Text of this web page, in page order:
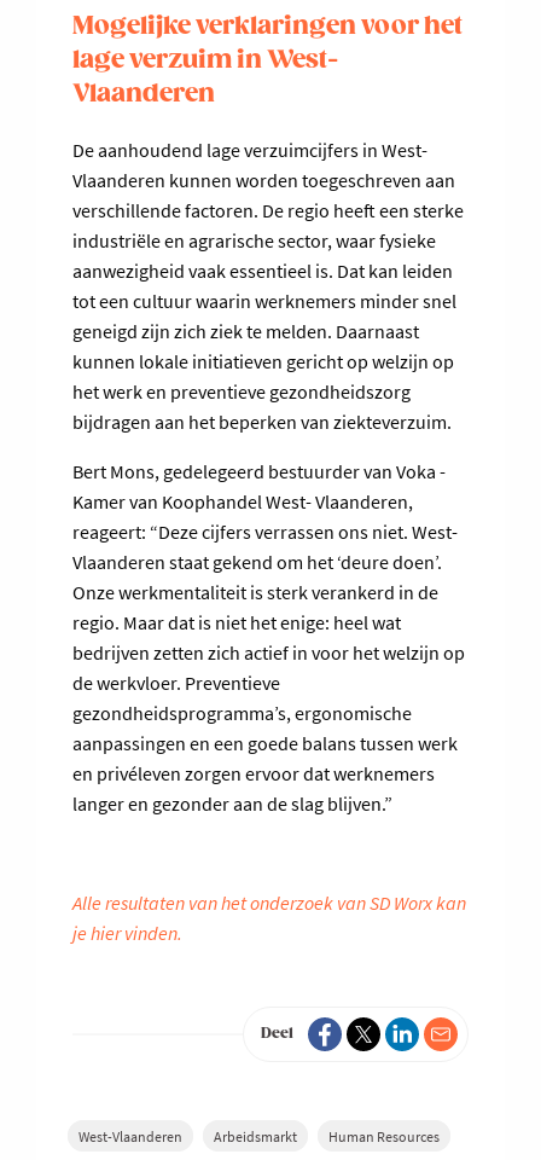
Mogelijke verklaringen voor het
lage verzuim in West-
Vlaanderen
De aanhoudend lage verzuimcijfers in West-
Vlaanderen kunnen worden toegeschreven aan
verschillende factoren. De regio heeft een sterke
industriële en agrarische sector, waar fysieke
aanwezigheid vaak essentieel is. Dat kan leiden
tot een cultuur waarin werknemers minder snel
geneigd zijn zich ziek te melden. Daarnaast
kunnen lokale initiatieven gericht op welzijn op
het werk en preventieve gezondheidszorg
bijdragen aan het beperken van ziekteverzuim.
Bert Mons, gedelegeerd bestuurder van Voka -
Kamer van Koophandel West- Vlaanderen,
reageert: “Deze cijfers verrassen ons niet. West-
Vlaanderen staat gekend om het ‘deure doen’.
Onze werkmentaliteit is sterk verankerd in de
regio. Maar dat is niet het enige: heel wat
bedrijven zetten zich actief in voor het welzijn op
de werkvloer. Preventieve
gezondheidsprogramma’s, ergonomische
aanpassingen en een goede balans tussen werk
en privéleven zorgen ervoor dat werknemers
langer en gezonder aan de slag blijven.”
Alle resultaten van het onderzoek van SD Worx kan
je hier vinden.
Deel
West-Vlaanderen Arbeidsmarkt Human Resources